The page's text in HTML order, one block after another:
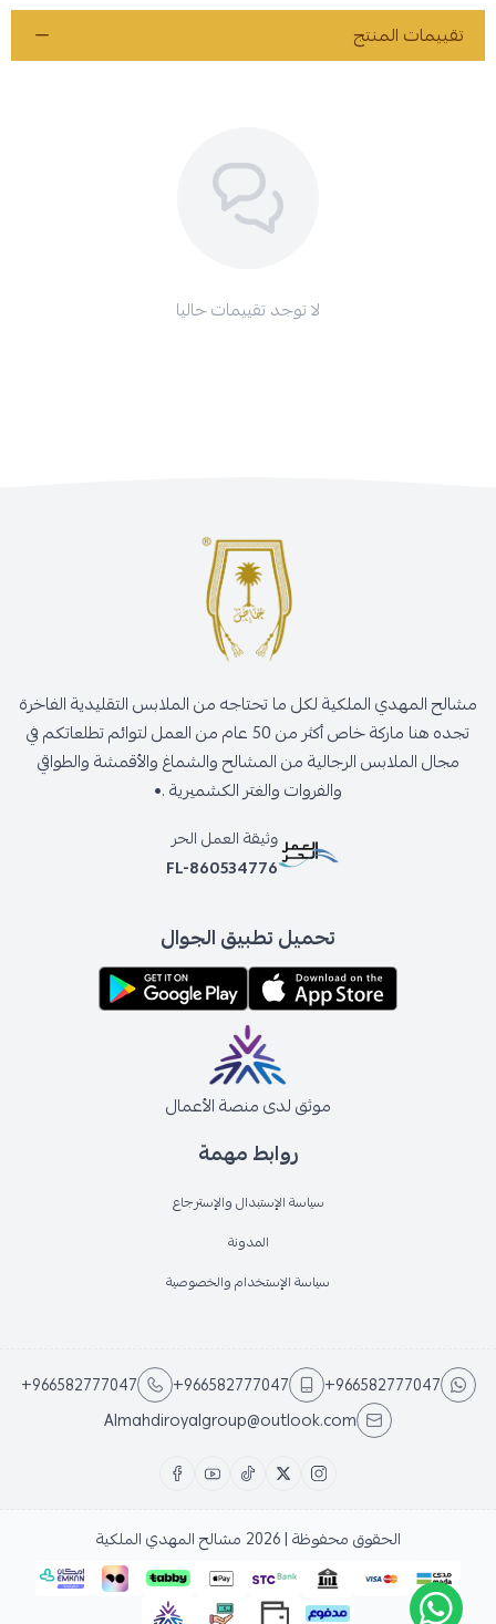
تقييمات المنتج
لا توجد تقييمات حاليا
روابط مهمة
سياسة الإستبدال والإسترجاع
المدونة
سياسة الإستخدام والخصوصية
مشالح المهدي الملكية لكل ما تحتاجه من الملابس التقليدية الفاخرة
تجده هنا ماركة خاص أكثر من 50 عام من العمل لتوائم تطلعاتكم في
مجال الملابس الرجالية من المشالح والشماغ والأقمشة والطواقي
والفروات والغتر الكشميرية .•
وثيقة العمل الحر
FL-860534776
تحميل تطبيق الجوال
موثق لدى منصة الأعمال
+966582777047
+966582777047
+966582777047
Almahdiroyalgroup@outlook.com
الحقوق محفوظة | 2026 مشالح المهدي الملكية